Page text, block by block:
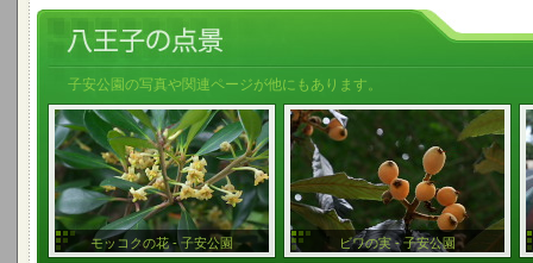
子安公園の写真や関連ページが他にもあります。
モッコクの花 - 子安公園 ビワの実 - 子安公園